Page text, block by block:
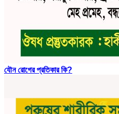
যৌন রোগের প্রতিকার কি?